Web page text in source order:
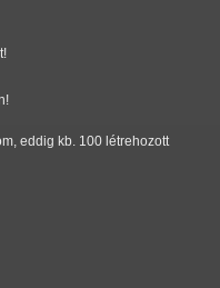
eddig kb. 100 létrehozott